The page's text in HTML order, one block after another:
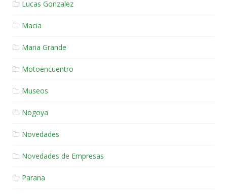
Lucas Gonzalez
Macia
Maria Grande
Motoencuentro
Museos
Nogoya
Novedades
Novedades de Empresas
Parana